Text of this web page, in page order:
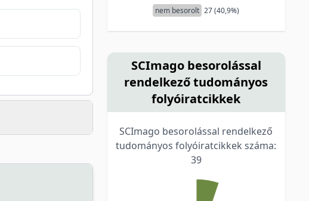
nem besorolt 27 (40,9%)
SCImago besorolással
rendelkező tudományos
folyóiratcikkek
SCImago besorolással rendelkező
tudományos folyóiratcikkek száma:
39